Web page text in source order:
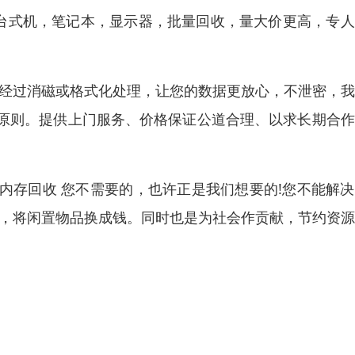
机，笔记本，显示器，批量回收，量大价更高，专
过消磁或格式化处理，让您的数据更放心，不泄密，
。提供上门服务、价格保证公道合理、以求长期合
存回收 您不需要的，也许正是我们想要的!您不能解
将闲置物品换成钱。同时也是为社会作贡献，节约资